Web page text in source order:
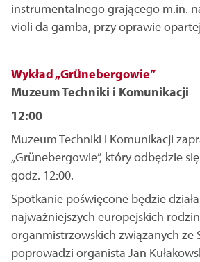
instrumentalnego grającego m.in.
violi da gamba, przy oprawie
Wykład „Grünebergowie”
Muzeum Techniki i Komunikacji
12:00
Muzeum Techniki i Komunikacji
„Grünebergowie”, który odbędzie
godz. 12:00.
Spotkanie poświęcone będzie
najważniejszych europejskich rodzin
organmistrzowskich związanych ze
poprowadzi organista Jan